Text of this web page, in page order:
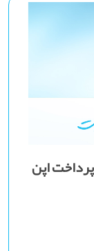
اپن